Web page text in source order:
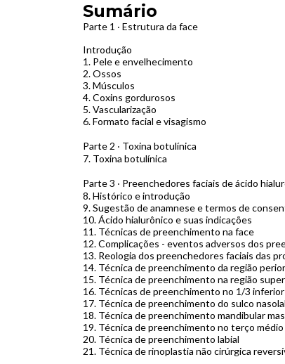
Sumário
Parte 1 ‧ Estrutura da face
Introdução
1. Pele e envelhecimento
2.Ossos
3.Músculos
4.Coxins gordurosos
5.Vascularização
6.Formato facial e visagismo
Parte 2 ‧ Toxina botulínica
7. Toxina botulínica
Parte 3 ‧ Preenchedores faciais de ácido
8.Histórico e introdução
9.Sugestão de anamnese e termos de
10.Ácido hialurônico e suas indicações
11. Técnicas de preenchimento na face
12.Complicações - eventos adversos dos
13. Reologia dos preenchedores faciais das
14. Técnica de preenchimento da região
15. Técnica de preenchimento na região
16. Técnicas de preenchimento no 1/3
17. Técnica de preenchimento do sulco
18. Técnica de preenchimento mandibular
19. Técnica de preenchimento no terço médio
20. Técnica de preenchimento labial
21. Técnica de rinoplastia não cirúrgica